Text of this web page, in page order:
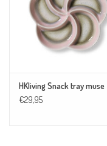
HKliving Snack tray muse
€29,95